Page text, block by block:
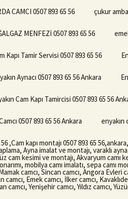
CAMCI 0507 893 65 56 çukur
MENFEZİ 0507 893 65 56
Kapı Tamir Servisi 0507 893 65 56
Aynacı 0507 893 65 56 Ankara
Cam Kapı Tamircisi 0507 893 65 56
0507 893 65 56 Ankara enyakın
56 ,Cam kapı montajı 0507 893 65
kaplama, Ayna imalat ve montajı,
cam kesimi ve montajı, Akvaryum camı
mobilya camı imalatı, sepa camı
camcı, Sincan camcı, Angora
Emek camcı, İlker camcı,
Yenişehir camcı, Yıldız camcı,